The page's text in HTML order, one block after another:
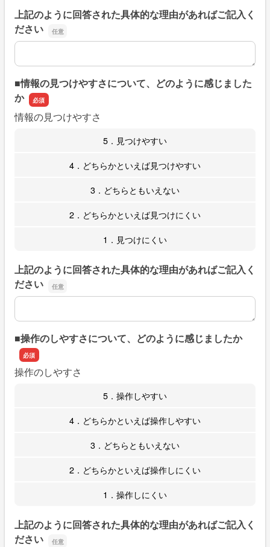
上記のように回答された具体的な理由があればご記入く
ださい
上記のように回答された具体的な理由があればご記入くだ
■情報の見つけやすさについて、どのように感じました
か
情報の見つけやすさ
5．見つけやすい
4．どちらかといえば見つけやすい
3．どちらともいえない
2．どちらかといえば見つけにくい
1．見つけにくい
上記のように回答された具体的な理由があればご記入く
ださい
上記のように回答された具体的な理由があればご記入くだ
■操作のしやすさについて、どのように感じましたか
操作のしやすさ
5．操作しやすい
4．どちらかといえば操作しやすい
3．どちらともいえない
2．どちらかといえば操作しにくい
1．操作しにくい
上記のように回答された具体的な理由があればご記入く
ださい